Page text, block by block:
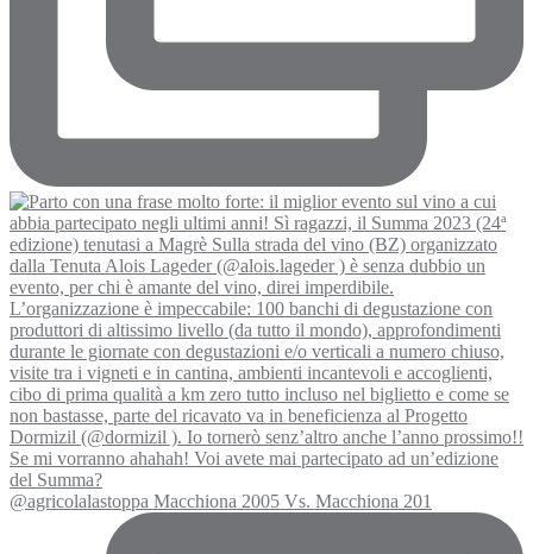
@agricolalastoppa Macchiona 2005 Vs. Macchiona 201